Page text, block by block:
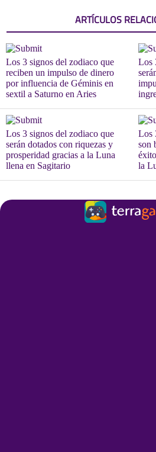
ARTÍCULOS
Los 3 signos del zodiaco que
reciben un impulso de dinero
por influencia de Géminis en
sextil a Saturno en Aries
Los
Los 3 signos del zodiaco que
serán dotados con riquezas y
prosperidad gracias a la Luna
llena en Sagitario
Los
son
la